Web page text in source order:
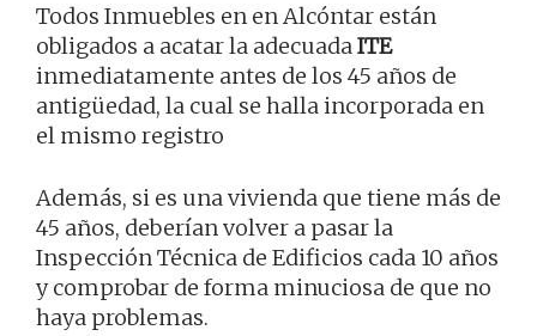
Todos Inmuebles en en Alcóntar están
obligados a acatar la adecuadaITE
inmediatamente antes de los 45 años de
antigüedad, la cual se halla incorporada en
el mismo registro
Además, si es una vivienda que tiene más de
45 años, deberían volver a pasar la
Inspección Técnica de Edificios cada 10 años
y comprobar de forma minuciosa de que no
haya problemas.